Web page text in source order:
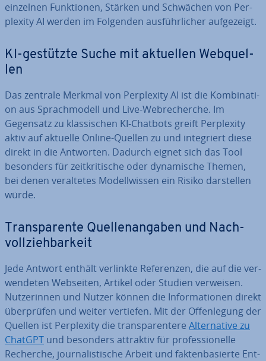
einzelnen Funk­tio­nen, Stärken und Schwächen von Per­
ple­xi­ty AI werden im Folgenden aus­führ­li­cher auf­ge­zeigt.
KI-gestützte Suche mit aktuellen Web­quel­
len
Das zentrale Merkmal von Per­ple­xi­ty AI ist die Kom­bi­na­ti­
on aus Sprach­mo­dell und Live-Web­re­cher­che. Im
Gegensatz zu klas­si­schen KI-Chatbots greift Per­ple­xi­ty
aktiv auf aktuelle Online-Quellen zu und in­te­griert diese
direkt in die Antworten. Dadurch eignet sich das Tool
besonders für zeit­kri­ti­sche oder dy­na­mi­sche Themen,
bei denen ver­al­te­tes Mo­dell­wis­sen ein Risiko dar­stel­len
würde.
Trans­pa­ren­te Quel­len­an­ga­ben und Nach­
voll­zieh­bar­keit
Jede Antwort enthält verlinkte Re­fe­ren­zen, die auf die ver­
wen­de­ten Webseiten, Artikel oder Studien verweisen.
Nut­ze­rin­nen und Nutzer können die In­for­ma­tio­nen direkt
über­prü­fen und weiter vertiefen. Mit der Of­fen­le­gung der
Quellen ist Per­ple­xi­ty die trans­pa­ren­te­re Al­ter­na­ti­ve zu
ChatGPT und besonders attraktiv für pro­fes­sio­nel­le
Recherche, jour­na­lis­ti­sche Arbeit und fak­ten­ba­sier­te Ent­